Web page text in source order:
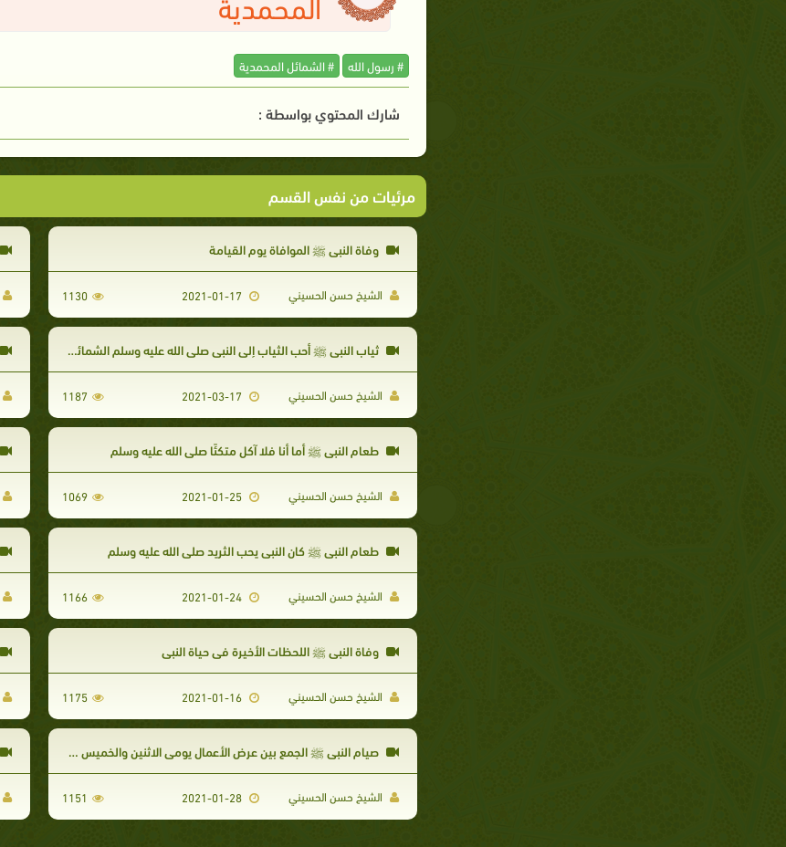
# رسول الله # الشمائل المحمدية
شارك المحتوي بواسطة :
مرئيات من نفس القسم
وفاة النبي ﷺ الموافاة يوم القيامة
الشيخ حسن الحسيني 1130
ثياب النبي ﷺ أحب الثياب إلى النبي صلى الله عليه وسلم الشمائل المحمدية
الشيخ حسن الحسيني 1187
طعام النبي ﷺ أما أنا فلا آكل متكئًا صلى الله عليه وسلم
الشيخ حسن الحسيني 2021-01-25
1069
طعام النبي ﷺ كان النبي يحب الثريد صلى الله عليه وسلم
الشيخ حسن الحسيني​ 2021-01-24
1166
وفاة النبي ﷺ اللحظات الأخيرة في حياة النبي
الشيخ حسن الحسيني 2021-01-16
1175
صيام النبي ﷺ الجمع بين عرض الأعمال يومي الاثنين والخميس وفي شعبان
الشيخ حسن الحسيني​ 2021-01-28
1151